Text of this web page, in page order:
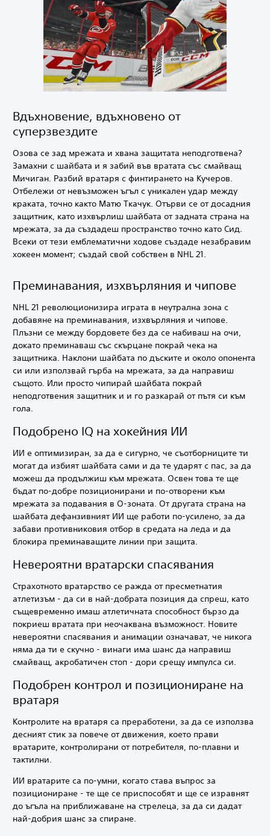
Вдъхновение, вдъхновено от
суперзвездите
Озова се зад мрежата и хвана защитата неподготвена?
Замахни с шайбата и я забий във вратата със смайващ
Мичиган. Разбий вратаря с финтирането на Кучеров.
Отбележи от невъзможен ъгъл с уникален удар между
краката, точно както Матю Ткачук. Отърви се от досадния
защитник, като изхвърлиш шайбата от задната страна на
мрежата, за да създадеш пространство точно като Сид.
Всеки от тези емблематични ходове създаде незабравим
хокеен момент; създай свой собствен в NHL 21.
Преминавания, изхвърляния и чипове
NHL 21 революционизира играта в неутрална зона с
добавяне на преминавания, изхвърляния и чипове.
Плъзни се между бордовете без да се набиваш на очи,
докато преминаваш със скърцане покрай чека на
защитника. Наклони шайбата по дъските и около опонента
си или използвай гърба на мрежата, за да направиш
същото. Или просто чипирай шайбата покрай
неподготвения защитник и и го разкарай от пътя си към
гола.
Подобрено IQ на хокейния ИИ
ИИ е оптимизиран, за да е сигурно, че съотборниците ти
могат да избият шайбата сами и да те ударят с пас, за да
можеш да продължиш към мрежата. Освен това те ще
бъдат по-добре позиционирани и по-отворени към
мрежата за подавания в О-зоната. От другата страна на
шайбата дефанзивният ИИ ще работи по-усилено, за да
забави противниковия отбор в средата на леда и да
блокира преминаващите линии при защита.
Невероятни вратарски спасявания
Страхотното вратарство се ражда от пресметнатия
атлетизъм - да си в най-добрата позиция да спреш, като
същевременно имаш атлетичната способност бързо да
покриеш вратата при неочаквана възможност. Новите
невероятни спасявания и анимации означават, че никога
няма да ти е скучно - винаги има шанс да направиш
смайващ, акробатичен стоп - дори срещу импулса си.
Подобрен контрол и позициониране на
вратаря
Контролите на вратаря са преработени, за да се използва
десният стик за повече от движения, което прави
вратарите, контролирани от потребителя, по-плавни и
тактилни.
ИИ вратарите са по-умни, когато става въпрос за
позициониране - те ще се приспособят и ще се изравнят
до ъгъла на приближаване на стрелеца, за да си дадат
най-добрия шанс за спиране.